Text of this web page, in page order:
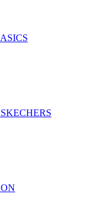
ASICS
SKECHERS
ON